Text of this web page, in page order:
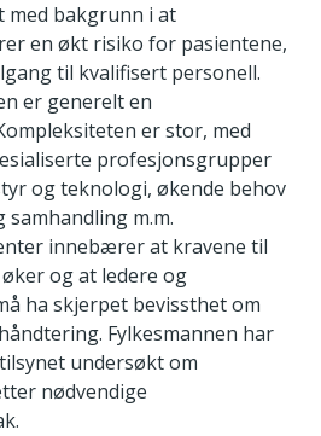
med bakgrunn i at
en økt risiko for pasientene,
til kvalifisert personell.
er generelt en
er stor, med
profesjonsgrupper
og teknologi, økende behov
m.m.
innebærer at kravene til
og at ledere og
ha skjerpet bevissthet om
Fylkesmannen har
undersøkt om
nødvendige